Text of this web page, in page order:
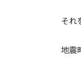
それ
地震